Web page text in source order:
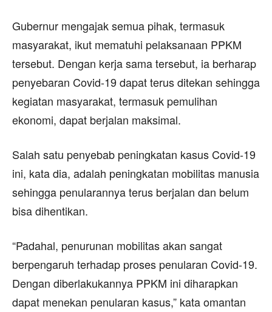
Gubernur mengajak semua pihak, termasuk
masyarakat, ikut mematuhi pelaksanaan PPKM
tersebut. Dengan kerja sama tersebut, ia berharap
penyebaran Covid-19 dapat terus ditekan sehingga
kegiatan masyarakat, termasuk pemulihan
ekonomi, dapat berjalan maksimal.
Salah satu penyebab peningkatan kasus Covid-19
ini, kata dia, adalah peningkatan mobilitas manusia
sehingga penularannya terus berjalan dan belum
bisa dihentikan.
“Padahal, penurunan mobilitas akan sangat
berpengaruh terhadap proses penularan Covid-19.
Dengan diberlakukannya PPKM ini diharapkan
dapat menekan penularan kasus,” kata omantan